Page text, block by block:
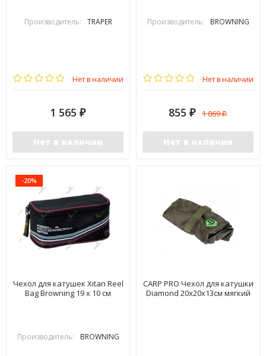
Производитель: TRAPER
Нет в наличии
1 565 ₽
Нет в наличии
Производитель: BROWNING
Нет в наличии
855 ₽ 1 069₽
Нет в наличии
-20%
Чехол для катушек Xitan Reel
Bag Browning 19 x 10 см
Производитель: BROWNING
CARP PRO Чехол для катушки
Diamond 20x20x13см мягкий